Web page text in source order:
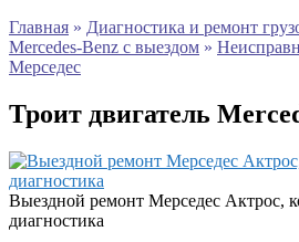
Главная » Диагностика и ремонт
Mercedes-Benz с выездом »
Мерседес
Троит двигатель
Выездной ремонт Мерседес Актрос,
диагностика